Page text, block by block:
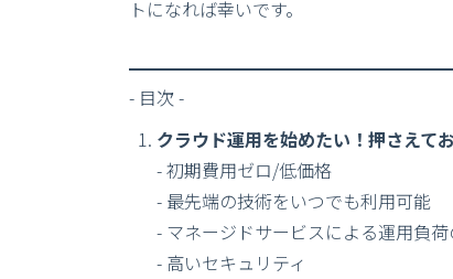
トになれば幸いです。
- 目次 -
クラウド運用を始めたい！押さえて
- 初期費用ゼロ/低価格
- 最先端の技術をいつでも利用可能
- マネージドサービスによる運用負
- 高いセキュリティ